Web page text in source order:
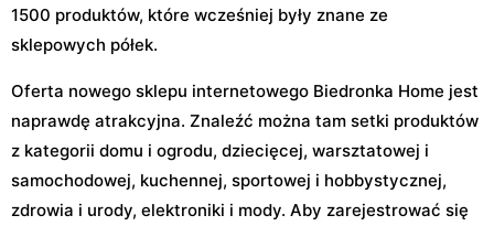
1500 produktów, które wcześniej były znane ze
sklepowych półek.
Oferta nowego sklepu internetowego Biedronka Home jest
naprawdę atrakcyjna. Znaleźć można tam setki produktów
z kategorii domu i ogrodu, dziecięcej, warsztatowej i
samochodowej, kuchennej, sportowej i hobbystycznej,
zdrowia i urody, elektroniki i mody. Aby zarejestrować się